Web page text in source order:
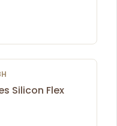
Silicon Flex